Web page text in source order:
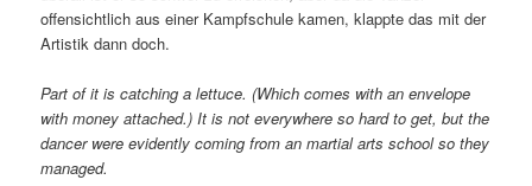
offensichtlich aus einer Kampfschule kamen, klappte das mit der
Artistik dann doch.
Part of it is catching a lettuce. (Which comes with an envelope
with money attached.) It is not everywhere so hard to get, but the
dancer were evidently coming from an martial arts school so they
managed.